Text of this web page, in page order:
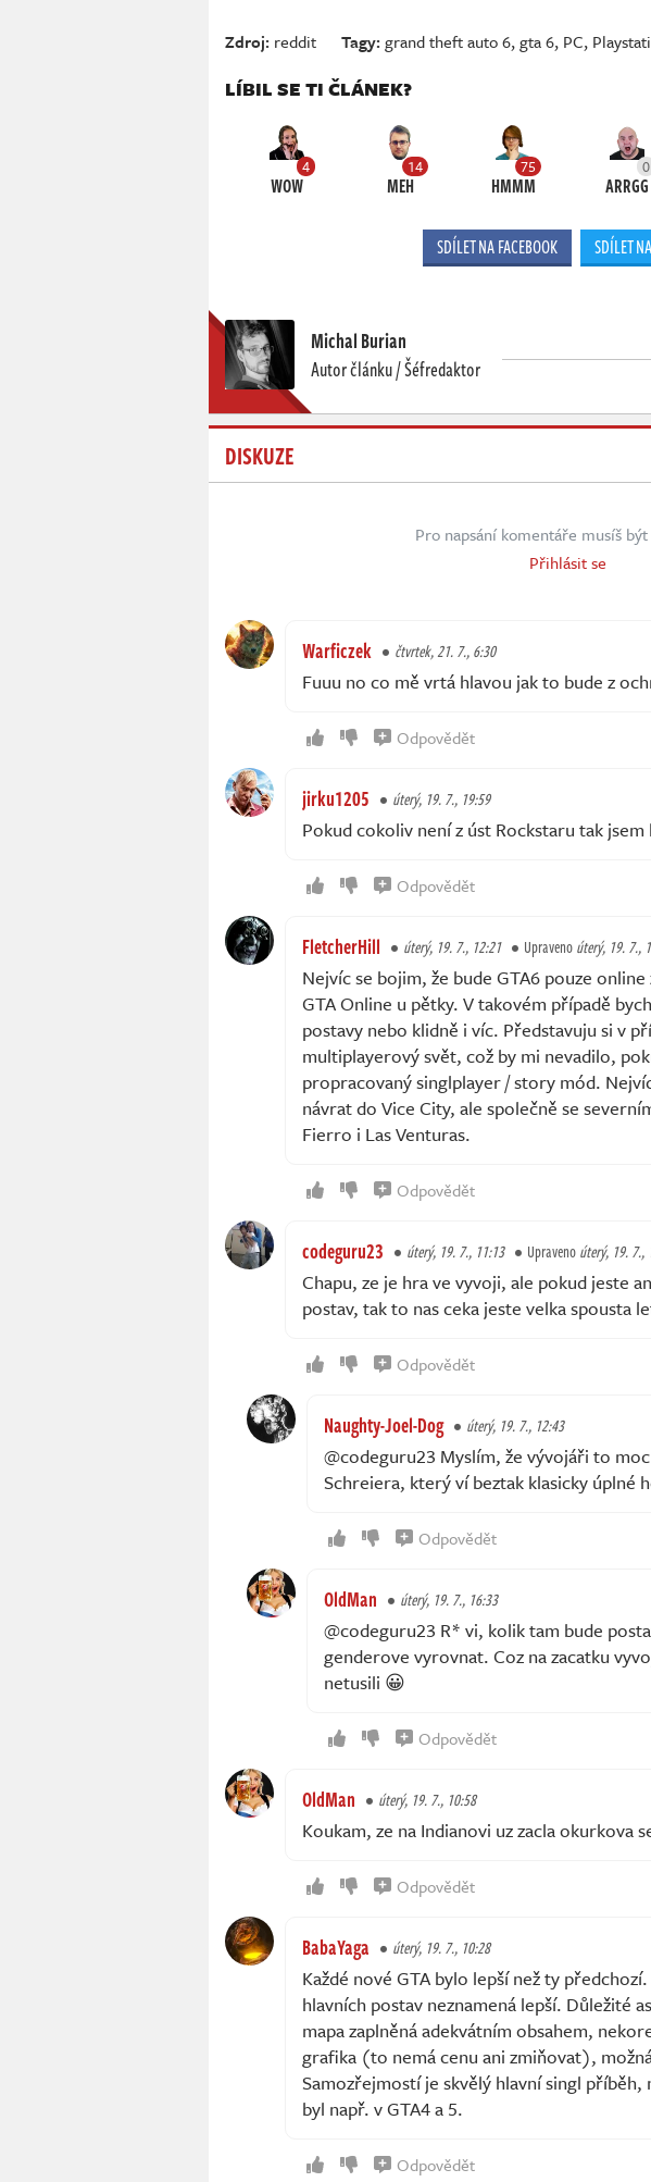
Zdroj: reddit Tagy:grand theft auto 6,gta 6, PC,
LÍBIL SE TI ČLÁNEK?
4
WOW
14
MEH
75
HMMM
0
ARRGG
SDÍLET NA FACEBOOK SDÍLET
Michal Burian
Autor článku / Šéfredaktor
DISKUZE
Pro napsání komentáře musíš
Přihlásit se
Warficzek čtvrtek, 21. 7., 6:30
Fuuu no co mě vrtá hlavou jak to bude z
Odpovědět
jirku1205 úterý, 19. 7., 19:59
Pokud cokoliv není z úst Rockstaru tak
Odpovědět
FletcherHill úterý, 19. 7., 12:21 Upravenoúterý, 19. 7.,
Nejvíc se bojim, že bude GTA6 pouze
GTA Online u pětky. V takovém případě
postavy nebo klidně i víc. Představuju si v
multiplayerový svět, což by mi nevadilo,
propracovaný singlplayer / story mód.
návrat do Vice City, ale společně se
Fierro i Las Venturas.
Odpovědět
codeguru23 úterý, 19. 7., 11:13 Upravenoúterý, 19. 7.,
Chapu, ze je hra ve vyvoji, ale pokud jeste
postav, tak to nas ceka jeste velka spousta
Odpovědět
Naughty-Joel-Dog úterý, 19. 7., 12:43
@codeguru23 Myslím, že vývojáři to
Schreiera, který ví beztak klasicky úplné
Odpovědět
OldMan úterý, 19. 7., 16:33
@codeguru23 R* vi, kolik tam bude
genderove vyrovnat. Coz na zacatku
netusili 😀
Odpovědět
OldMan úterý, 19. 7., 10:58
Koukam, ze na Indianovi uz zacla okurkova
Odpovědět
BabaYaga úterý, 19. 7., 10:28
Každé nové GTA bylo lepší než ty
hlavních postav neznamená lepší. Důležité
mapa zaplněná adekvátním obsahem,
grafika (to nemá cenu ani zmiňovat),
Samozřejmostí je skvělý hlavní singl
byl např. v GTA4 a 5.
Odpovědět